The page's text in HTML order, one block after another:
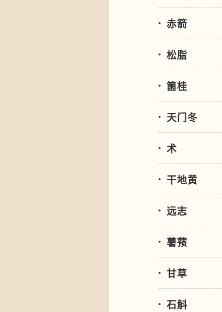
赤箭
松脂
箘桂
天门冬
术
干地黄
远志
薯蓣
甘草
石斛